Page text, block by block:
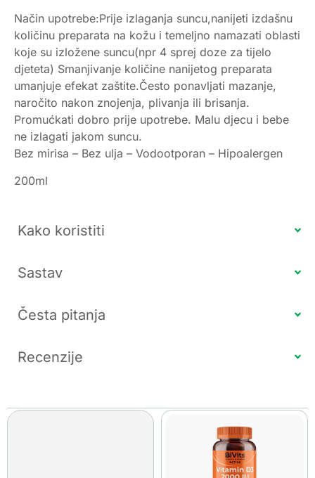
Način upotrebe:Prije izlaganja suncu,nanijeti izdašnu
količinu preparata na kožu i temeljno namazati oblasti
koje su izložene suncu(npr 4 sprej doze za tijelo
djeteta) Smanjivanje količine nanijetog preparata
umanjuje efekat zaštite.Često ponavljati mazanje,
naročito nakon znojenja, plivanja ili brisanja.
Promućkati dobro prije upotrebe. Malu djecu i bebe
ne izlagati jakom suncu.
Bez mirisa – Bez ulja – Vodootporan – Hipoalergen
200ml
Kako koristiti
Sastav
Česta pitanja
Recenzije